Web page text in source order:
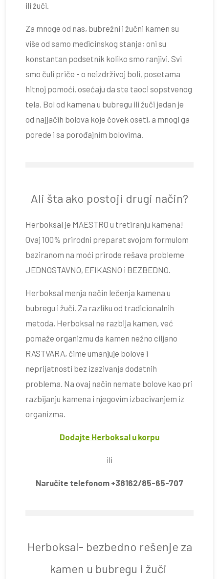
ili žuči.
Za mnoge od nas, bubrežni i žučni kamen su
više od samo medicinskog stanja; oni su
konstantan podsetnik koliko smo ranjivi. Svi
smo čuli priče - o neizdrživoj boli, posetama
hitnoj pomoći, osećaju da ste taoci sopstvenog
tela. Bol od kamena u bubregu ili žuči jedan je
od najjačih bolova koje čovek oseti, a mnogi ga
porede i sa porođajnim bolovima.
Ali šta ako postoji drugi način?
Herboksal je MAESTRO u tretiranju kamena!
Ovaj 100% prirodni preparat svojom formulom
baziranom na moći prirode rešava probleme
JEDNOSTAVNO, EFIKASNO i BEZBEDNO.
Herboksal menja način lečenja kamena u
bubregu i žuči. Za razliku od tradicionalnih
metoda, Herboksal ne razbija kamen, već
pomaže organizmu da kamen nežno ciljano
RASTVARA, čime umanjuje bolove i
neprijatnosti bez izazivanja dodatnih
problema. Na ovaj način nemate bolove kao pri
razbijanju kamena i njegovim izbacivanjem iz
organizma.
Dodajte Herboksal u korpu
ili
Naručite telefonom +38162/85-65-707
Herboksal- bezbedno rešenje za
kamen u bubregu i žuči